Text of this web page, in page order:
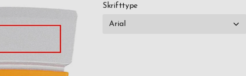
Skrifttype